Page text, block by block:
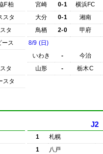
F柏
スタ
タ
ース
タ
スタ
宮崎
0-1 横浜FC
大分
0-1 湘南
鳥栖
2-0 甲府
8/9 (日)
いわき
- 今治
山形
- 栃木C
J2
1 札幌
1
八戸